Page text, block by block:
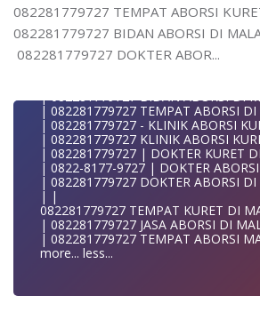
082281779727 TEMPAT ABORSI
082281779727 BIDAN ABORSI DI
082281779727 DOKTER ABOR...
| WA 082281779727| | BIDAN
| | TEMPAT ABORSI DI MALANG
| | 0822-8177-9727 KLINIK ABORSI
| 082281779727 TEMPAT ABORSI DI
| 082281779727 - KLINIK ABORSI
| 082281779727 KLINIK ABORSI
| 082281779727 | DOKTER KURET
| 0822-8177-9727 | DOKTER
| 082281779727 DOKTER ABORSI DI
| |
082281779727 TEMPAT KURET DI
| 082281779727 JASA ABORSI DI
| 082281779727 TEMPAT ABORSI
more... less...